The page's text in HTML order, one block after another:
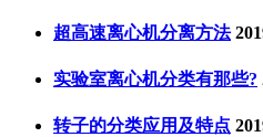
超高速离心机分离方法
实验室离心机分类有那些?
转子的分类应用及特点